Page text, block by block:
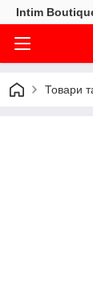
Intim
Товари